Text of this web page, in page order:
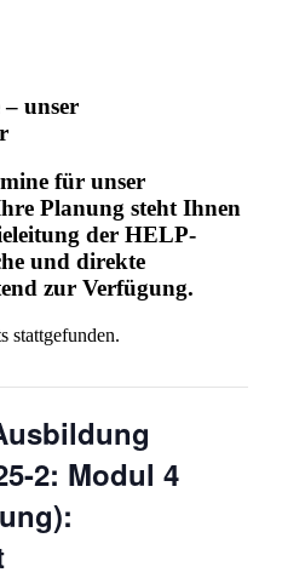
unser
für unser
Planung steht Ihnen
der HELP-
und direkte
zur Verfügung.
stattgefunden.
2: Modul 4